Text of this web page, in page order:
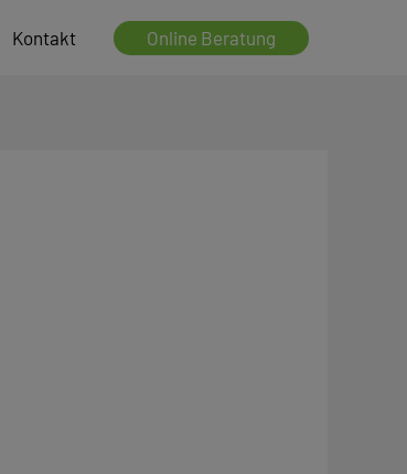
Kontakt Online Beratung